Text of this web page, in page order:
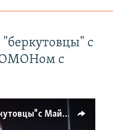
с
ОМОНом с
Как украинские "беркутовцы" с Майдана стали ОМОНом с Тверской